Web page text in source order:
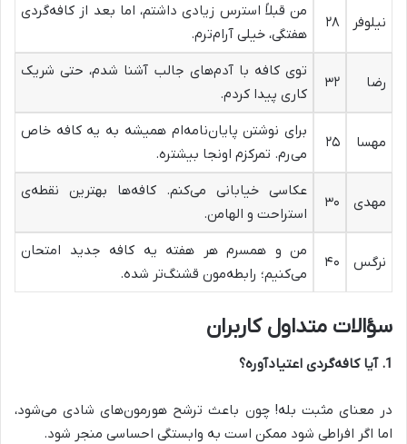
نیلوفر ۲۸
من قبلاً استرس زیادی داشتم، اما بعد از کافه‌گردی
هفتگی، خیلی آرام‌ترم.
رضا ۳۲
توی کافه با آدم‌های جالب آشنا شدم، حتی شریک
کاری پیدا کردم.
مهسا ۲۵
برای نوشتن پایان‌نامه‌ام همیشه به یه کافه خاص
می‌رم. تمرکزم اونجا بیشتره.
مهدی ۳۰
عکاسی خیابانی می‌کنم. کافه‌ها بهترین نقطه‌ی
استراحت و الهامن.
نرگس ۴۰
من و همسرم هر هفته یه کافه جدید امتحان
می‌کنیم؛ رابطه‌مون قشنگ‌تر شده.
سؤالات متداول کاربران
1
.آیا کافه‌گردی اعتیادآوره؟
در معنای مثبت بله! چون باعث ترشح هورمون‌های شادی می‌شود،
اما اگر افراطی شود ممکن است به وابستگی احساسی منجر شود.